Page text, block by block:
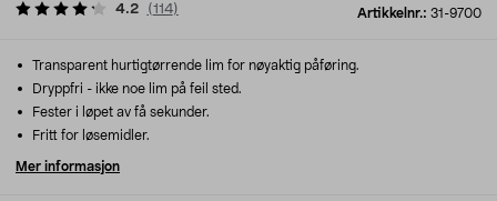
Artikkelnr.: 31-9700
4.2 (114)
Transparent hurtigtørrende lim for nøyaktig påføring.
Dryppfri - ikke noe lim på feil sted.
Fester i løpet av få sekunder.
Fritt for løsemidler.
Mer informasjon